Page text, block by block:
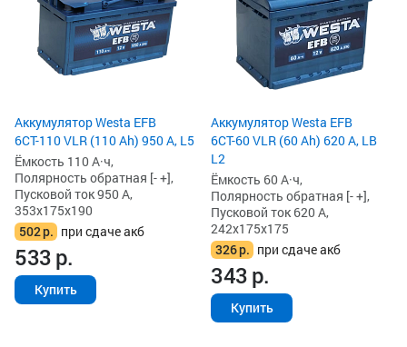
Аккумулятор Westa EFB
6СТ-110 VLR (110 Ah) 950 А, L5
Ёмкость 110 А·ч,
Полярность обратная [- +],
Пусковой ток 950 А,
353x175x190
502р. при сдаче акб
533р.
Купить
Аккумулятор Westa EFB
6СТ-60 VLR (60 Ah) 620 А, LB
L2
Ёмкость 60 А·ч,
Полярность обратная [- +],
Пусковой ток 620 А,
242x175x175
326р. при сдаче акб
343р.
Купить